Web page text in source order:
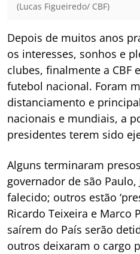
(Lucas Figueiredo/ CBF)
Depois de muitos anos
os interesses, sonhos e
clubes, finalmente a CBF
futebol nacional. Foram
distanciamento e
nacionais e mundiais, a
presidentes terem sido
Alguns terminaram
governador de são
falecido; outros estão
Ricardo Teixeira e Marco
saírem do País serão
outros deixaram o cargo